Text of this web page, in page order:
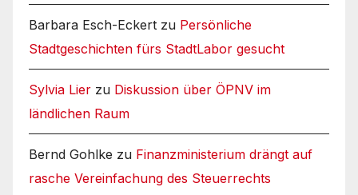
Barbara Esch-Eckert zu Persönliche
Stadtgeschichten fürs StadtLabor gesucht
Sylvia Lier zu Diskussion über ÖPNV im
ländlichen Raum
Bernd Gohlke zu Finanzministerium drängt auf
rasche Vereinfachung des Steuerrechts